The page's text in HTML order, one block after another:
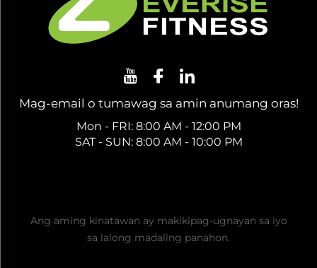
Mag-email o tumawag sa amin anumang oras!
Mon - FRI: 8:00 AM - 12:00 PM
SAT - SUN: 8:00 AM - 10:00 PM
Ang aming kinatawan ay makikipag-ugnayan sa iyo
sa lalong madaling panahon.